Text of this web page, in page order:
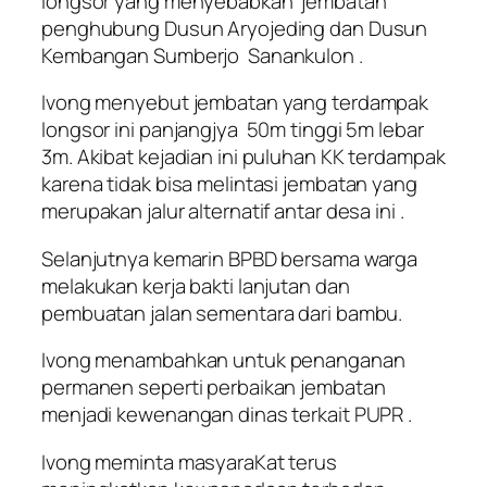
penghubung Dusun Aryojeding dan Dusun
Kembangan Sumberjo Sanankulon .
Ivong menyebut jembatan yang terdampak
longsor ini panjangjya 50m tinggi 5m lebar
3m. Akibat kejadian ini puluhan KK terdampak
karena tidak bisa melintasi jembatan yang
merupakan jalur alternatif antar desa ini .
Selanjutnya kemarin BPBD bersama warga
melakukan kerja bakti lanjutan dan
pembuatan jalan sementara dari bambu.
Ivong menambahkan untuk penanganan
permanen seperti perbaikan jembatan
menjadi kewenangan dinas terkait PUPR .
Ivong meminta masyaraKat terus